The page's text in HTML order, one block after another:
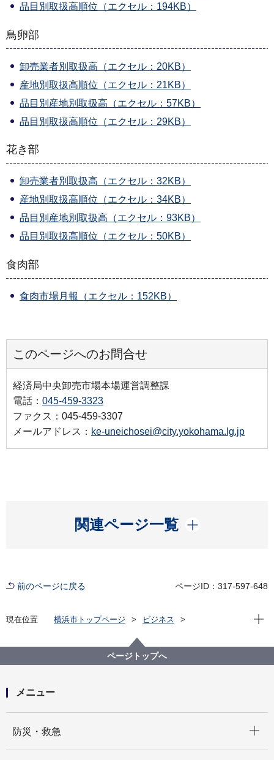
品目別取扱高順位（エクセル：194KB）
鳥卵部
卸売業者別取扱高（エクセル：20KB）
産地別取扱高順位（エクセル：21KB）
品目別産地別取扱高（エクセル：57KB）
品目別取扱高順位（エクセル：29KB）
花き部
卸売業者別取扱高（エクセル：32KB）
産地別取扱高順位（エクセル：34KB）
品目別産地別取扱高（エクセル：93KB）
品目別取扱高順位（エクセル：50KB）
食肉部
食肉市場月報（エクセル：152KB）
このページへのお問合せ
経済局中央卸売市場本場運営調整課
電話： 045-459-3323
ファクス：045-459-3307
メールアドレス： ke-uneichosei@city.yokohama.lg.jp
関連ページ一覧
開く
前のページに戻る ページID：317-597-648
現在位置 横浜市トップページ
ビジネス
平成２４年１2月 市場月報
現在
ページトップへ
メニュー
防災・救急